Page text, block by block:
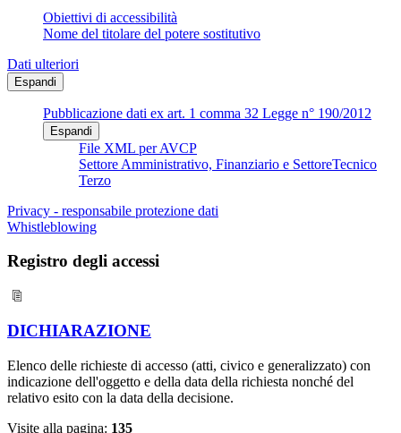
Obiettivi di accessibilità
Nome del titolare del potere sostitutivo
Dati ulteriori
Espandi
Pubblicazione dati ex art. 1 comma 32 Legge n° 190/2012
Espandi
File XML per AVCP
Settore Amministrativo, Finanziario e SettoreTecnico
Terzo
Privacy - responsabile protezione dati
Whistleblowing
Registro degli accessi
DICHIARAZIONE
Elenco delle richieste di accesso (atti, civico e generalizzato) con
indicazione dell'oggetto e della data della richiesta nonché del
relativo esito con la data della decisione.
Visite alla pagina: 135